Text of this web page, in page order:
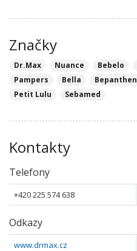
Značky
Dr.Max Nuance Bebelo
Pampers
Bella Bepanthen
Petit Lulu
Sebamed
Kontakty
Telefony
+420 225 574 638
Odkazy
www.drmax.cz